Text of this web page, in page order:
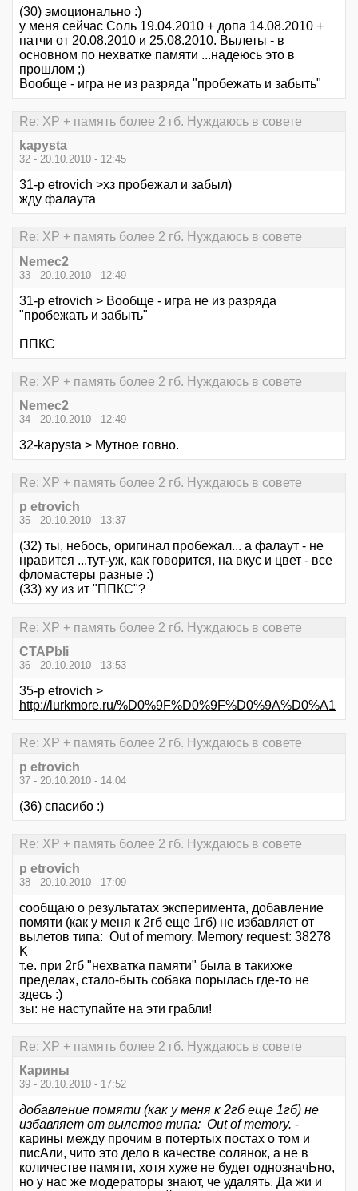
(30) эмоционально :)
у меня сейчас Соль 19.04.2010 + допа 14.08.2010 +
патчи от 20.08.2010 и 25.08.2010. Вылеты - в
основном по нехватке памяти ...надеюсь это в
прошлом ;)
Вообще - игра не из разряда "пробежать и забыть"
Re: XP + память более 2 гб. Нуждаюсь в совете
kapysta
32 - 20.10.2010 - 12:45
31-p etrovich >хз пробежал и забыл)
жду фалаута
Re: XP + память более 2 гб. Нуждаюсь в совете
Nemec2
33 - 20.10.2010 - 12:49
31-p etrovich > Вообще - игра не из разряда
"пробежать и забыть"
ППКС
Re: XP + память более 2 гб. Нуждаюсь в совете
Nemec2
34 - 20.10.2010 - 12:49
32-kapysta > Мутное говно.
Re: XP + память более 2 гб. Нуждаюсь в совете
p etrovich
35 - 20.10.2010 - 13:37
(32) ты, небось, оригинал пробежал... а фалаут - не
нравится ...тут-уж, как говорится, на вкус и цвет - все
фломастеры разные :)
(33) ху из ит "ППКС"?
Re: XP + память более 2 гб. Нуждаюсь в совете
CTAPbIi
36 - 20.10.2010 - 13:53
35-p etrovich >
http://lurkmore.ru/%D0%9F%D0%9F%D0%9A%D0%A1
Re: XP + память более 2 гб. Нуждаюсь в совете
p etrovich
37 - 20.10.2010 - 14:04
(36) спасибо :)
Re: XP + память более 2 гб. Нуждаюсь в совете
p etrovich
38 - 20.10.2010 - 17:09
сообщаю о результатах эксперимента, добавление
помяти (как у меня к 2гб еще 1гб) не избавляет от
вылетов типа: Out of memory. Memory request: 38278
K
т.е. при 2гб "нехватка памяти" была в такихже
пределах, стало-быть собака порылась где-то не
здесь :)
зы: не наступайте на эти грабли!
Re: XP + память более 2 гб. Нуждаюсь в совете
Карины
39 - 20.10.2010 - 17:52
добавление помяти (как у меня к 2гб еще 1гб) не
избавляет от вылетов типа: Out of memory. -
карины между прочим в потертых постах о том и
писАли, чито это дело в качестве солянок, а не в
количестве памяти, хотя хуже не будет однозначЬно,
но у нас же модераторы знают, че удалять. Да жи и